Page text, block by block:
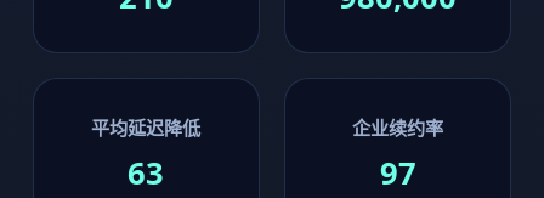
平均延迟降低
63
企业续约率
97